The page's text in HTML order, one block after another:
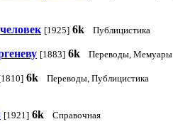
[1925] 6k Публицистика
[1883] 6k Переводы, Мемуары
6k Переводы, Публицистика
[1921] 6k Справочная